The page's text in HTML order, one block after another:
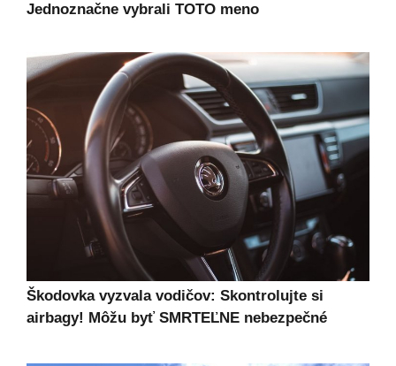
Jednoznačne vybrali TOTO meno
Škodovka vyzvala vodičov: Skontrolujte si
airbagy! Môžu byť SMRTEĽNE nebezpečné